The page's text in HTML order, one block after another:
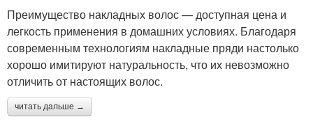
Преимущество накладных волос — доступная цена и
легкость применения в домашних условиях. Благодаря
современным технологиям накладные пряди настолько
хорошо имитируют натуральность, что их невозможно
отличить от настоящих волос.
читать дальше →